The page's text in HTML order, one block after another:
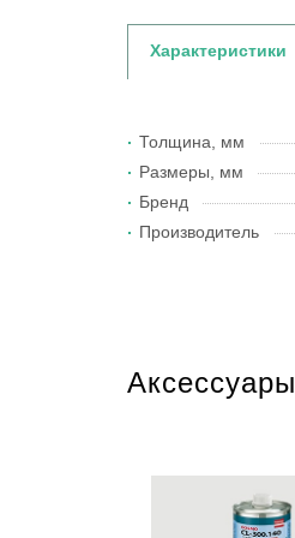
Характеристики
Толщина, мм
Размеры, мм
Бренд
Производитель
Аксессуары